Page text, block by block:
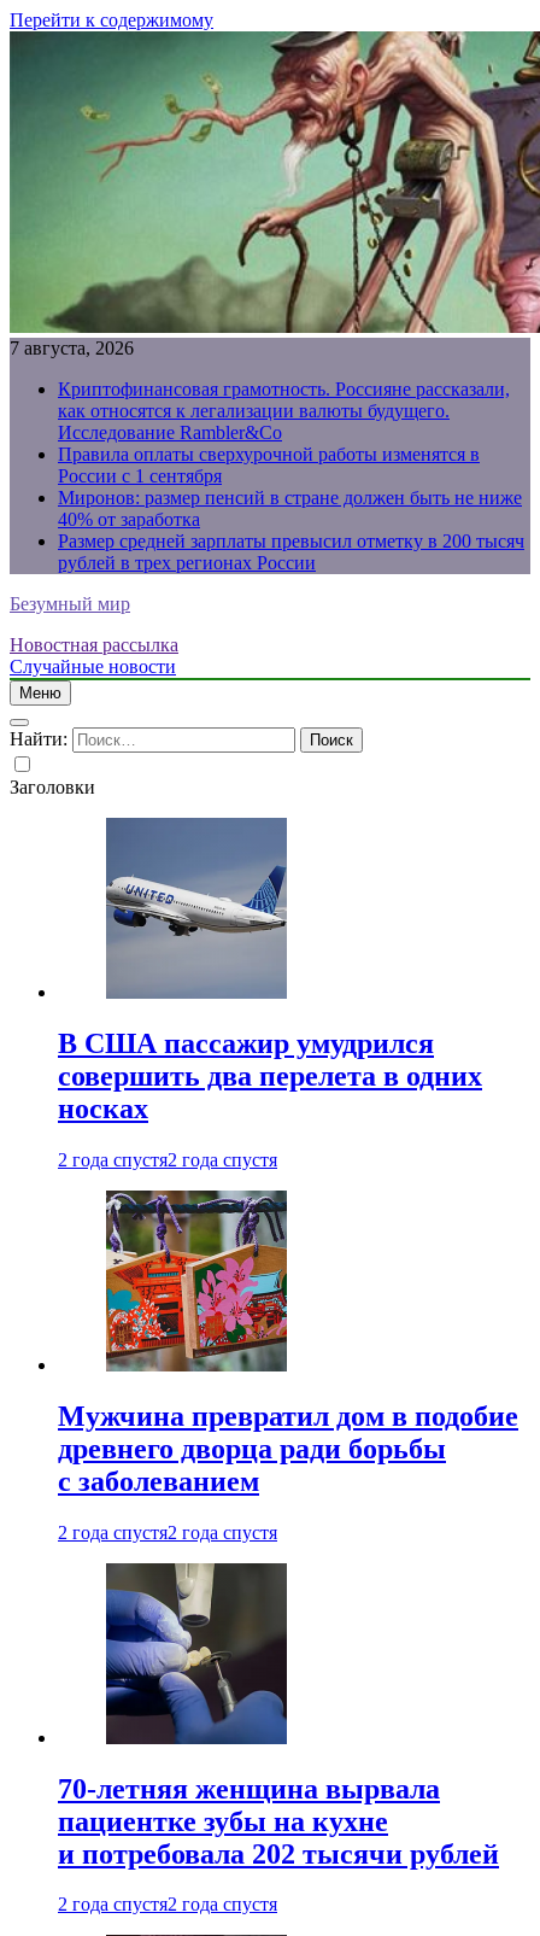
Перейти к содержимому
7 августа, 2026
Криптофинансовая грамотность. Россияне рассказали,
как относятся к легализации валюты будущего.
Исследование Rambler&Co
Правила оплаты сверхурочной работы изменятся в
России с 1 сентября
Миронов: размер пенсий в стране должен быть не ниже
40% от заработка
Размер средней зарплаты превысил отметку в 200 тысяч
рублей в трех регионах России
Безумный мир
Новостная рассылка
Случайные новости
Меню
Найти:
Заголовки
В США пассажир умудрился
совершить два перелета в одних
носках
2 года спустя2 года спустя
Мужчина превратил дом в подобие
древнего дворца ради борьбы
с заболеванием
2 года спустя2 года спустя
70-летняя женщина вырвала
пациентке зубы на кухне
и потребовала 202 тысячи рублей
2 года спустя2 года спустя